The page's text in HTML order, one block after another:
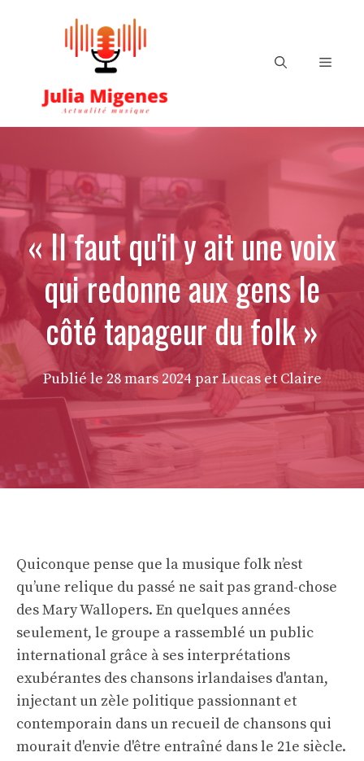
Menu
« Il faut qu'il y ait une voix
qui redonne aux gens le
côté tapageur du folk »
Publié le 28 mars 2024 par Lucas et Claire
Quiconque pense que la musique folk n’est
qu’une relique du passé ne sait pas grand-chose
des Mary Wallopers. En quelques années
seulement, le groupe a rassemblé un public
international grâce à ses interprétations
exubérantes des chansons irlandaises d'antan,
injectant un zèle politique passionnant et
contemporain dans un recueil de chansons qui
mourait d'envie d'être entraîné dans le 21e siècle.